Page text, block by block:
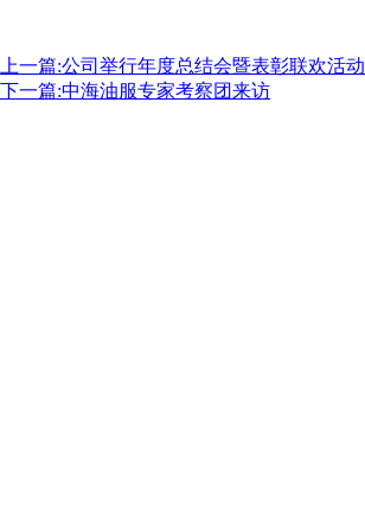
上一篇:公司举行年度总结会暨表彰联欢活动
下一篇:中海油服专家考察团来访